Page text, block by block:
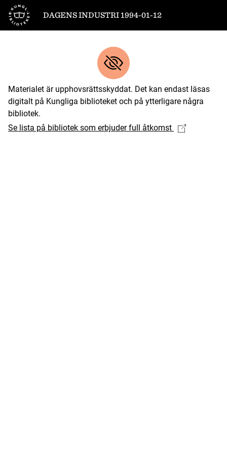
Till startsidan
DAGENS INDUSTRI 1994-01-12
Materialet är upphovsrättsskyddat. Det kan endast läsas
digitalt på Kungliga biblioteket och på ytterligare några
bibliotek.
Se lista på bibliotek som erbjuder full åtkomst